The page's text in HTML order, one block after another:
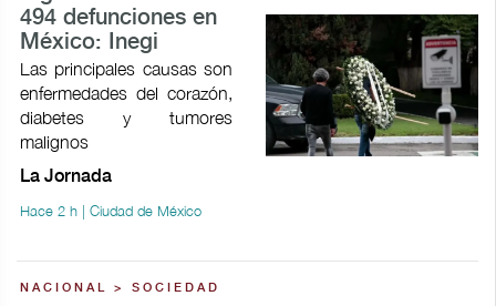
494 defunciones en
México: Inegi
Las principales causas son
enfermedades del corazón,
diabetes y tumores
malignos
La Jornada
Hace 2 h | Ciudad de México
NACIONAL > SOCIEDAD